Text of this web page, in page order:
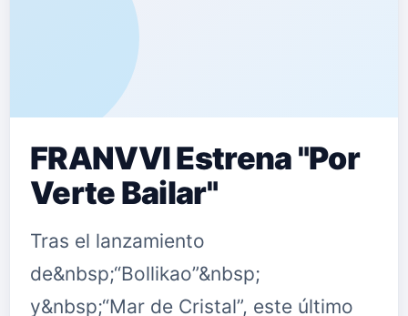
FRANVVI Estrena "Por
Verte Bailar"
Tras el lanzamiento
de&nbsp;“Bollikao”&nbsp;
y&nbsp;“Mar de Cristal”, este último